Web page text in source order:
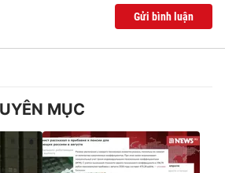
Gửi bình luận
MỤC